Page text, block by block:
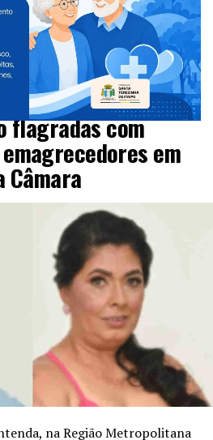
flagradas com
em
na Região Metropolitana